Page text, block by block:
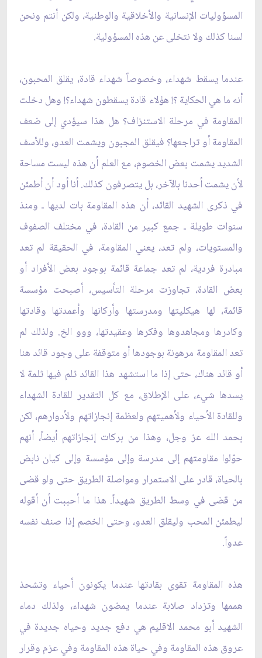
المسؤوليات الإنسانية والأخلاقية والوطنية، ولكن أنتم ونحن
لسنا كذلك ولا نتخلى عن هذه المسؤولية.
عندما يسقط شهداء، وخصوصاً شهداء قادة، يقلق المحبون،
أنه ما هي الحكاية ؟! هؤلاء قادة يسقطون شهداء؟! وهل دخلت
المقاومة في مرحلة الاستنزاف؟ هل هذا سيؤدي إلى ضعف
المقاومة أو تراجعها؟ فيقلق المجبون ويشمت العدو، وللأسف
الشديد يشمت بعض الخصوم، مع العلم أن هذه ليست مساحة
لأن يشمت أحدنا بالآخر، بل يتصرفون كذلك. أنا أود أن أطمئن
في ذكرى الشهيد القائد، أن هذه المقاومة بات لديها ـ ومنذ
سنوات طويلة ـ جمع كبير من القادة، في مختلف الصفوف
والمستويات، ولم تعد، يعني المقاومة، في الحقيقة لم تعد
مبادرة فردية، لم تعد جماعة قائمة بوجود بعض الأفراد أو
بعض القادة، تجاوزت مرحلة التأسيس، أصبحت مؤسسة
قائمة، لها هيكليتها ومدرستها وأركانها وأعمدتها وقادتها
وكادرها ومجاهدوها وفكرها وعقيدتها، ووو الخ. ولذلك لم
تعد المقاومة مرهونة بوجودها أو متوقفة على وجود قائد هنا
أو قائد هناك، حتى إذا ما استشهد هذا القائد ثلم فيها ثلمة لا
يسدها شيء، على الإطلاق، مع كل التقدير للقادة الشهداء
وللقادة الأحياء ولأهميتهم ولعظمة إنجازاتهم ولأدوارهم، لكن
بحمد الله عز وجل، وهذا من بركات إنجازاتهم أيضاً، أنهم
حوّلوا مقاومتهم إلى مدرسة وإلى مؤسسة وإلى كيان نابض
بالحياة، قادر على الاستمرار ومواصلة الطريق حتى ولو قضى
من قضى في وسط الطريق شهيداً. هذا ما أحببت أن أقوله
ليطمئن المحب وليقلق العدو، وحتى الخصم إذا صنف نفسه
عدواً.
هذه المقاومة تقوى بقادتها عندما يكونون أحياء وتشحذ
هممها وتزداد صلابة عندما يمضون شهداء، ولذلك دماء
الشهيد أبو محمد الاقليم هي دفع جديد وحياه جديدة في
عروق هذه المقاومة وفي حياة هذه المقاومة وفي عزم وقرار